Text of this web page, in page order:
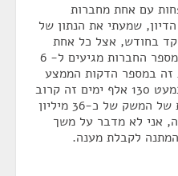
עם אחת מחברות
שמעתי את הנתון של
בחודש, אצל כל אחת
מהחברות. אם מכפילים את זה במספר החברות מגיעים ל- 6
זה במספר הדקות הממצע
לשיחה – 48 מיליון דקות שזה כמעט 130 אלף ימים זה קרוב
ל- 100 אלף ימי עבודה, זו עלות של המשק של כ-36 מיליון
אני לא מדבר על משך
לקבלת מענה.